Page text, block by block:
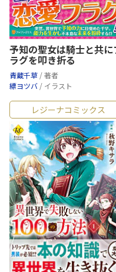
予知の聖女は騎士と共に
ラグを叩き折る
青蔵千草 / 著者
縹ヨツバ / イラスト
レジーナコミックス